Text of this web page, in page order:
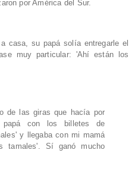
por América del Sur.
casa, su papá solía entregarle el
muy particular: 'Ahí están los
de las giras que hacía por
papá con los billetes de
y llegaba con mi mamá
Sí ganó mucho